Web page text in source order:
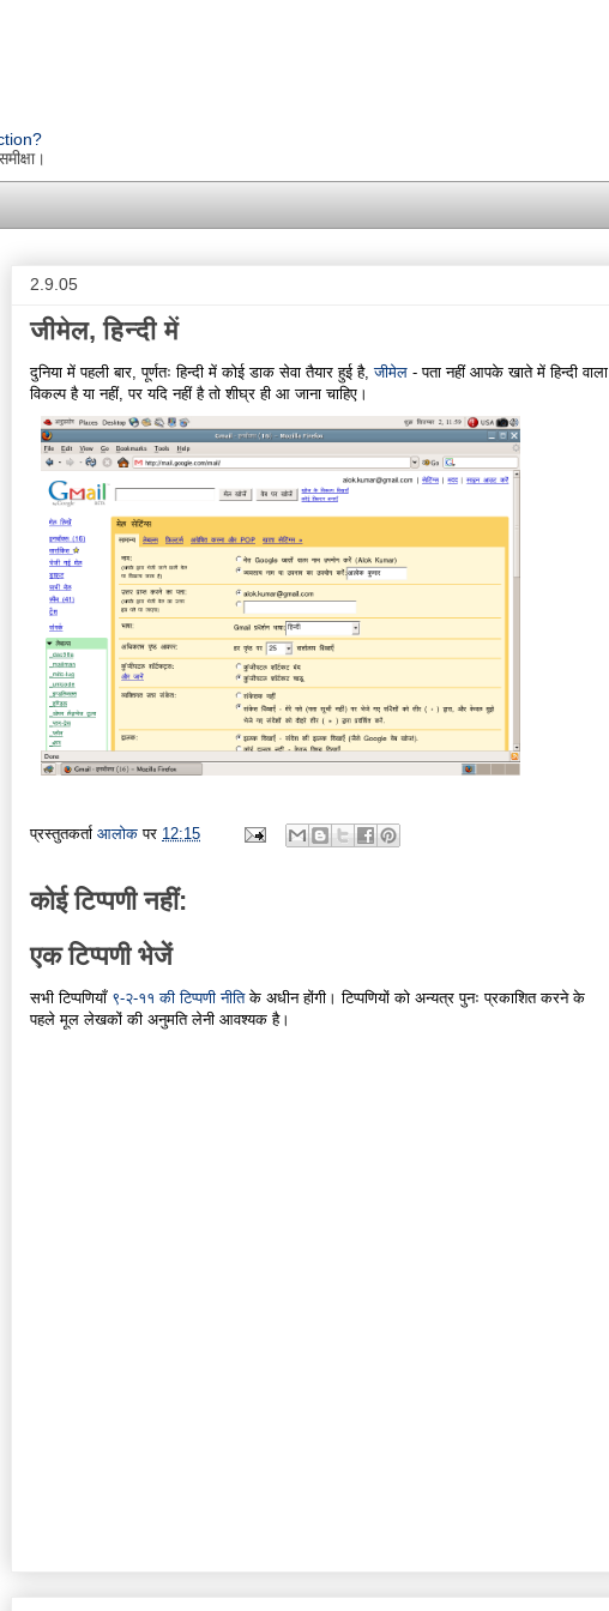
2.9.05
जीमेल, हिन्दी में
दुनिया में पहली बार, पूर्णतः हिन्दी में कोई डाक सेवा तैयार हुई है,जीमेल - पता नहीं आपके खाते में हिन्दी वाला
विकल्प है या नहीं, पर यदि नहीं है तो शीघ्र ही आ जाना चाहिए।
प्रस्तुतकर्ता आलोक पर 12:15
कोई टिप्पणी नहीं:
एक टिप्पणी भेजें
सभी टिप्पणियाँ ९-२-११ की टिप्पणी नीतिके अधीन होंगी। टिप्पणियों को अन्यत्र पुनः प्रकाशित करने के
पहले मूल लेखकों की अनुमति लेनी आवश्यक है।